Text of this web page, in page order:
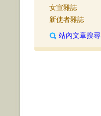
女宣雜誌
新使者雜誌
站內文章搜尋